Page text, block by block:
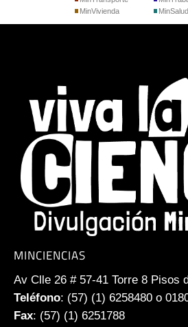
MinVivienda
MinSalud
MINCIENCIAS
Av Clle 26 # 57-41 Torre 8 Pisos
Teléfono: (57) (1) 6258480 o
Fax: (57) (1) 6251788